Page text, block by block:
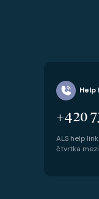
Help
+420
ALS help
čtvrtka